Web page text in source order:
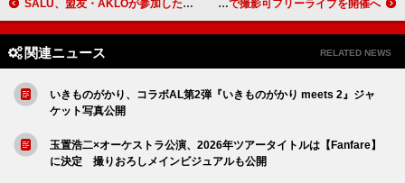
SALU、盟友・AKLOが参加した新曲「Airplane Mode」配信リリース CLAN QUEEN、歌舞伎町で撮影可フリーライブを開催へ
関連ニュース RELATED NEWS
いきものがかり、コラボAL第2弾『いきものがかり meets 2』ジャ
ケット写真公開
玉置浩二×オーケストラ公演、2026年ツアータイトルは【Fanfare】
に決定 撮りおろしメインビジュアルも公開